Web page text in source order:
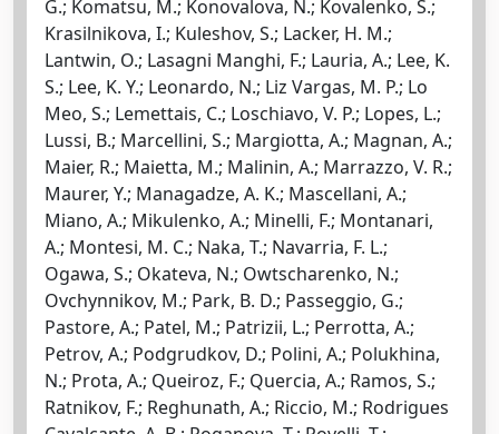
G.; Komatsu, M.; Konovalova, N.; Kovalenko, S.;
Krasilnikova, I.; Kuleshov, S.; Lacker, H. M.;
Lantwin, O.; Lasagni Manghi, F.; Lauria, A.; Lee, K.
S.; Lee, K. Y.; Leonardo, N.; Liz Vargas, M. P.; Lo
Meo, S.; Lemettais, C.; Loschiavo, V. P.; Lopes, L.;
Lussi, B.; Marcellini, S.; Margiotta, A.; Magnan, A.;
Maier, R.; Maietta, M.; Malinin, A.; Marrazzo, V. R.;
Maurer, Y.; Managadze, A. K.; Mascellani, A.;
Miano, A.; Mikulenko, A.; Minelli, F.; Montanari,
A.; Montesi, M. C.; Naka, T.; Navarria, F. L.;
Ogawa, S.; Okateva, N.; Owtscharenko, N.;
Ovchynnikov, M.; Park, B. D.; Passeggio, G.;
Pastore, A.; Patel, M.; Patrizii, L.; Perrotta, A.;
Petrov, A.; Podgrudkov, D.; Polini, A.; Polukhina,
N.; Prota, A.; Queiroz, F.; Quercia, A.; Ramos, S.;
Ratnikov, F.; Reghunath, A.; Riccio, M.; Rodrigues